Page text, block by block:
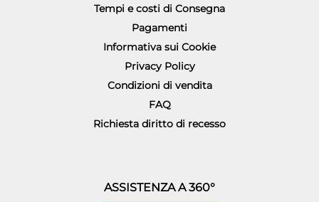
Tempi e costi di Consegna
Pagamenti
Informativa sui Cookie
Privacy Policy
Condizioni di vendita
FAQ
Richiesta diritto di recesso
ASSISTENZA A 360°